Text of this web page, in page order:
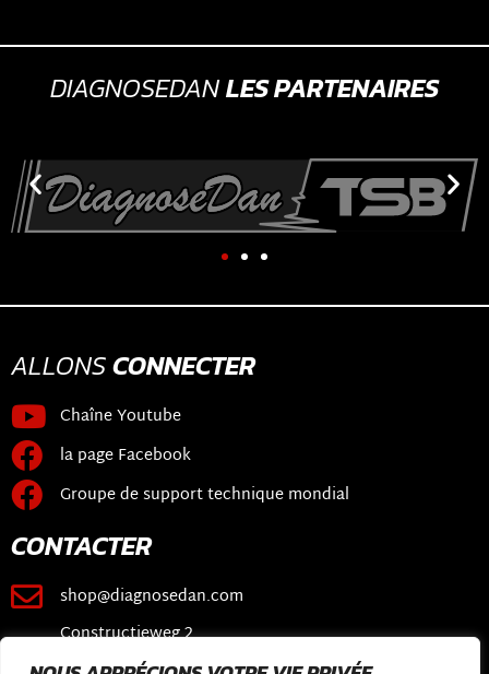
DIAGNOSEDANLES PARTENAIRES
ALLONSCONNECTER
Chaîne Youtube
la page Facebook
Groupe de support technique mondial
CONTACTER
shop@diagnosedan.com
Constructieweg 2
3641 SB Mijdrecht